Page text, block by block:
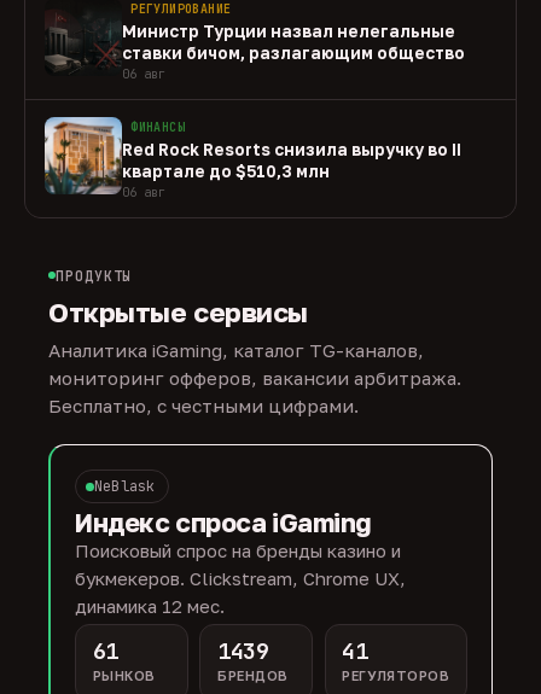
РЕГУЛИРОВАНИЕ
Министр Турции назвал нелегальные
ставки бичом, разлагающим общество
06 авг
ФИНАНСЫ
Red Rock Resorts снизила выручку во II
квартале до $510,3 млн
06 авг
ПРОДУКТЫ
Открытые сервисы
Аналитика iGaming, каталог TG-каналов,
мониторинг офферов, вакансии арбитража.
Бесплатно, с честными цифрами.
NeBlask
Индекс спроса iGaming
Поисковый спрос на бренды казино и
букмекеров. Clickstream, Chrome UX,
динамика 12 мес.
61
РЫНКОВ
1439
БРЕНДОВ
41
РЕГУЛЯТОРОВ